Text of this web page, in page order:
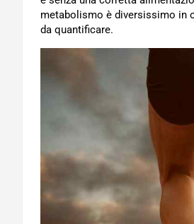
metabolismo è diversissimo in
da quantificare.